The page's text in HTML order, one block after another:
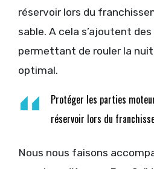
réservoir lors du
sable. A cela s’ajoutent
permettant de rouler la
optimal.
Protéger les parties
réservoir lors du
Nous nous faisons